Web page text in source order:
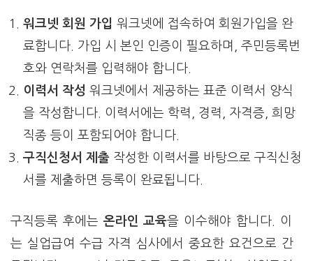
워크넷 회원 가입 워크넷에 접속하여 회원가입을 완
료합니다. 가입 시 본인 인증이 필요하며, 주민등록번
호와 연락처를 입력해야 합니다.
이력서 작성 워크넷에서 제공하는 표준 이력서 양식
을 작성합니다. 이력서에는 학력, 경력, 자격증, 희망
직종 등이 포함되어야 합니다.
구직신청서 제출 작성한 이력서를 바탕으로 구직신청
서를 제출하면 등록이 완료됩니다.
구직등록 후에는 온라인 교육을 이수해야 합니다. 이
는 실업급여 수급 자격 심사에서 중요한 요건으로 간